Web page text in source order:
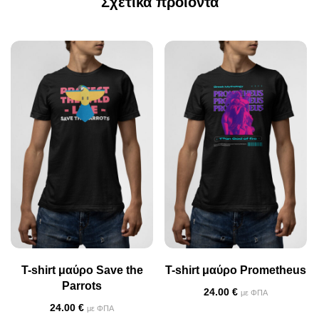
T-shirt μαύρο Save the
Parrots
24.00 € με ΦΠΑ
T-shirt μαύρο Prometheus
24.00 € με ΦΠΑ